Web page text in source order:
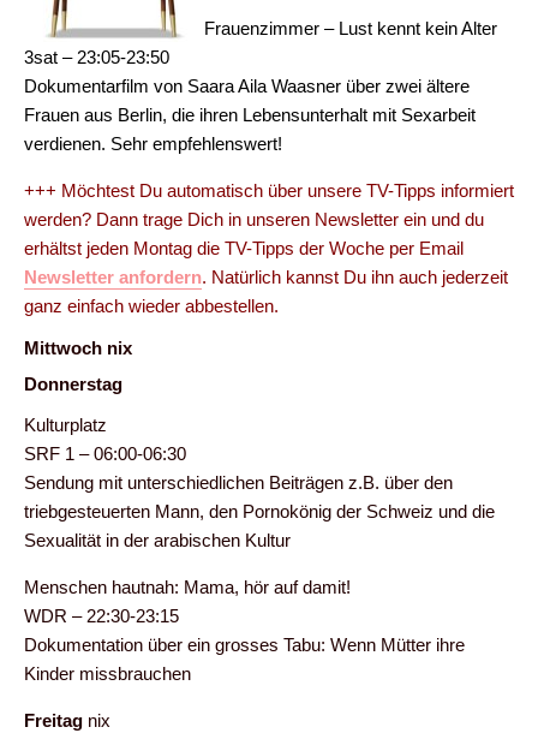
Frauenzimmer – Lust kennt kein Alter
3sat – 23:05-23:50
Dokumentarfilm von Saara Aila Waasner über zwei ältere
Frauen aus Berlin, die ihren Lebensunterhalt mit Sexarbeit
verdienen. Sehr empfehlenswert!
+++ Möchtest Du automatisch über unsere TV-Tipps informiert
werden? Dann trage Dich in unseren Newsletter ein und du
erhältst jeden Montag die TV-Tipps der Woche per Email
Newsletter anfordern. Natürlich kannst Du ihn auch jederzeit
ganz einfach wieder abbestellen.
Mittwoch nix
Donnerstag
Kulturplatz
SRF 1 – 06:00-06:30
Sendung mit unterschiedlichen Beiträgen z.B. über den
triebgesteuerten Mann, den Pornokönig der Schweiz und die
Sexualität in der arabischen Kultur
Menschen hautnah: Mama, hör auf damit!
WDR – 22:30-23:15
Dokumentation über ein grosses Tabu: Wenn Mütter ihre
Kinder missbrauchen
Freitag nix